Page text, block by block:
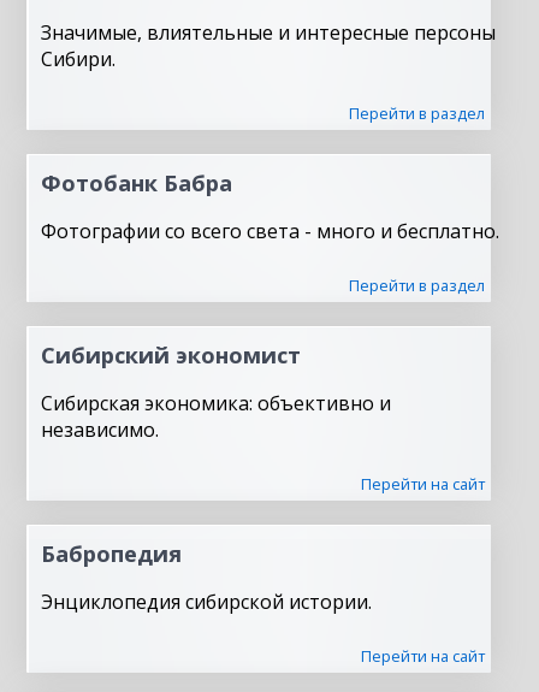
Значимые, влиятельные и интересные персоны
Сибири.
Перейти в раздел
Фотобанк Бабра
Фотографии со всего света - много и бесплатно.
Перейти в раздел
Сибирский экономист
Сибирская экономика: объективно и
независимо.
Перейти на сайт
Бабропедия
Энциклопедия сибирской истории.
Перейти на сайт